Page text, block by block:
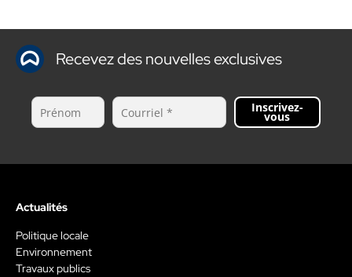
Recevez des nouvelles exclusives
Inscrivez-
vous
Actualités
Politique locale
Environnement
Travaux publics